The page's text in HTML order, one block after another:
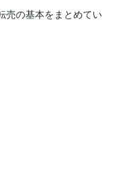
売の基本をまとめてい